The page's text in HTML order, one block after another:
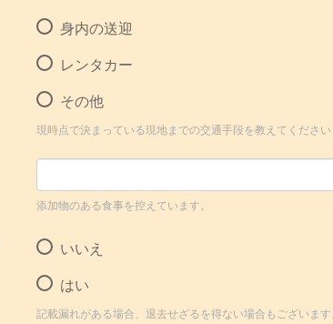
身内の送迎
レンタカー
その他
現時点で決まっている現地までの交通手段を教えてください
添加物のある食事を控えています。
いいえ
はい
記載漏れがある場合、退去せざるを得ない場合もございま